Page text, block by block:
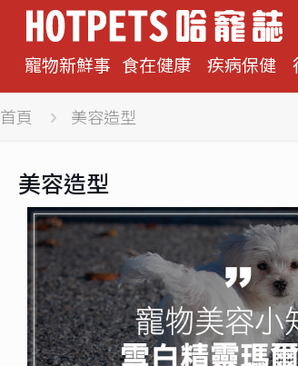
寵物新鮮事 食在健康 疾病保健
首頁 美容造型
美容造型